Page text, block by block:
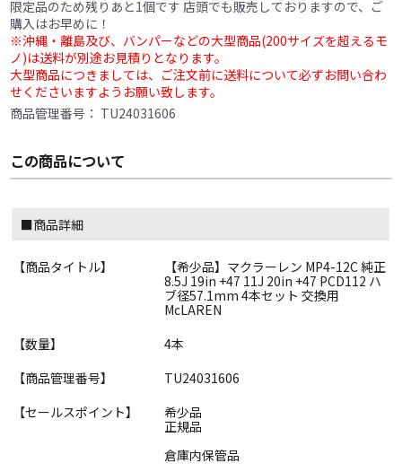
限定品のため残りあと1個です 店頭でも販売しておりますので、ご
購入はお早めに！
※沖縄・離島及び、バンパーなどの大型商品(200サイズを超えるモ
ノ)は送料が別途お見積りとなります。
大型商品につきましては、ご注文前に送料について必ずお問い合わ
せくださいますようお願い致します。
商品管理番号： TU24031606
この商品について
■商品詳細
【商品タイトル】
【希少品】マクラーレン MP4-12C 純正
8.5J 19in +47 11J 20in +47 PCD112 ハ
ブ径57.1mm 4本セット 交換用
McLAREN
【数量】
4本
【商品管理番号】
TU24031606
【セールスポイント】
希少品
正規品
倉庫内保管品